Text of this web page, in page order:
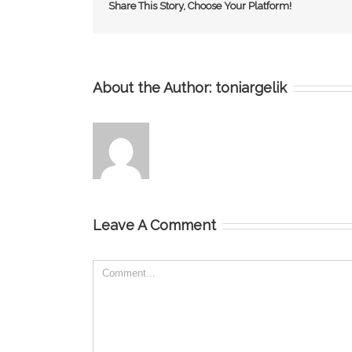
Share This Story, Choose Your Platform!
About the Author: toniargelik
Leave A Comment
Comment